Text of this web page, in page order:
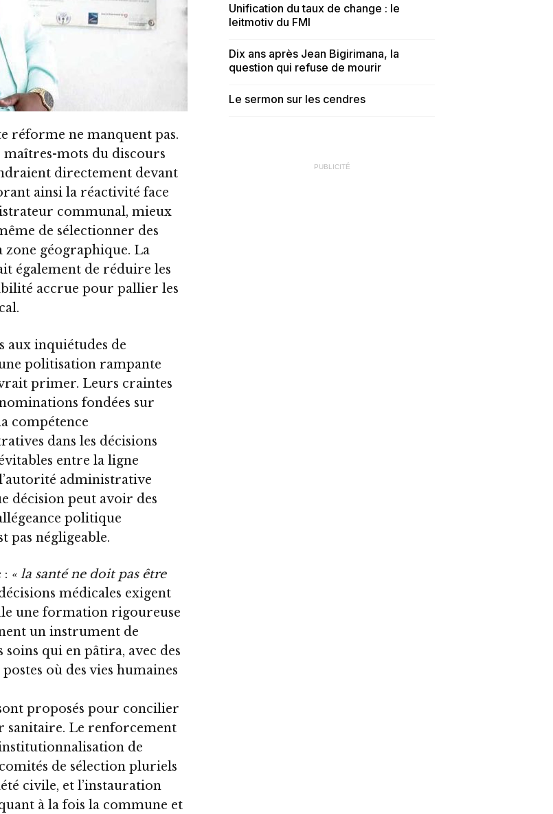
réforme ne manquent pas.
mots du discours
directement devant
ainsi la réactivité face
communal, mieux
de sélectionner des
zone géographique. La
également de réduire les
accrue pour pallier les
aux inquiétudes de
politisation rampante
primer. Leurs craintes
fondées sur
compétence
dans les décisions
entre la ligne
administrative
décision peut avoir des
politique
pas négligeable.
: « la santé ne doit pas être
médicales exigent
une formation rigoureuse
un instrument de
qui en pâtira, avec des
où des vies humaines
proposés pour concilier
sanitaire. Le renforcement
de
de sélection pluriels
civile, et l’instauration
à la fois la commune et
Unification du taux de change : le
leitmotiv du FMI
Dix ans après Jean Bigirimana, la
question qui refuse de mourir
Le sermon sur les cendres
PUBLICITÉ